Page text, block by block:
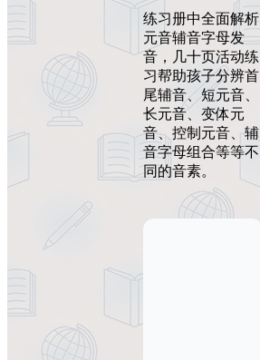
练习册中全面解析
元音辅音字母发
音，几十页活动练
习帮助孩子分辨首
尾辅音、短元音、
长元音、变体元
音、控制元音、辅
音字母组合等等不
同的音素。